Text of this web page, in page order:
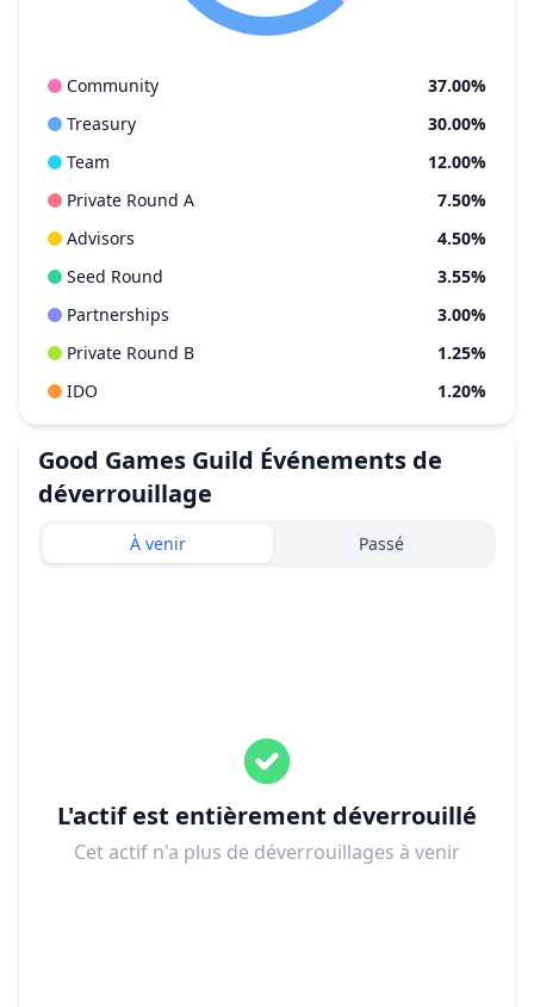
Community
37.00%
Treasury
30.00%
Team
12.00%
Private Round A
7.50%
Advisors
4.50%
Seed Round
3.55%
Partnerships
3.00%
Private Round B
1.25%
IDO
1.20%
Good Games Guild Événements de
déverrouillage
À venir Passé
L'actif est entièrement déverrouillé
Cet actif n'a plus de déverrouillages à venir